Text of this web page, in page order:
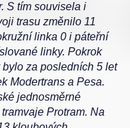
S tím souvisela i
trasu změnilo 11
linka 0 i páteřní
linky. Pokrok
za posledních 5 let
Modertrans a Pesa.
jednosměrné
Protram. Na